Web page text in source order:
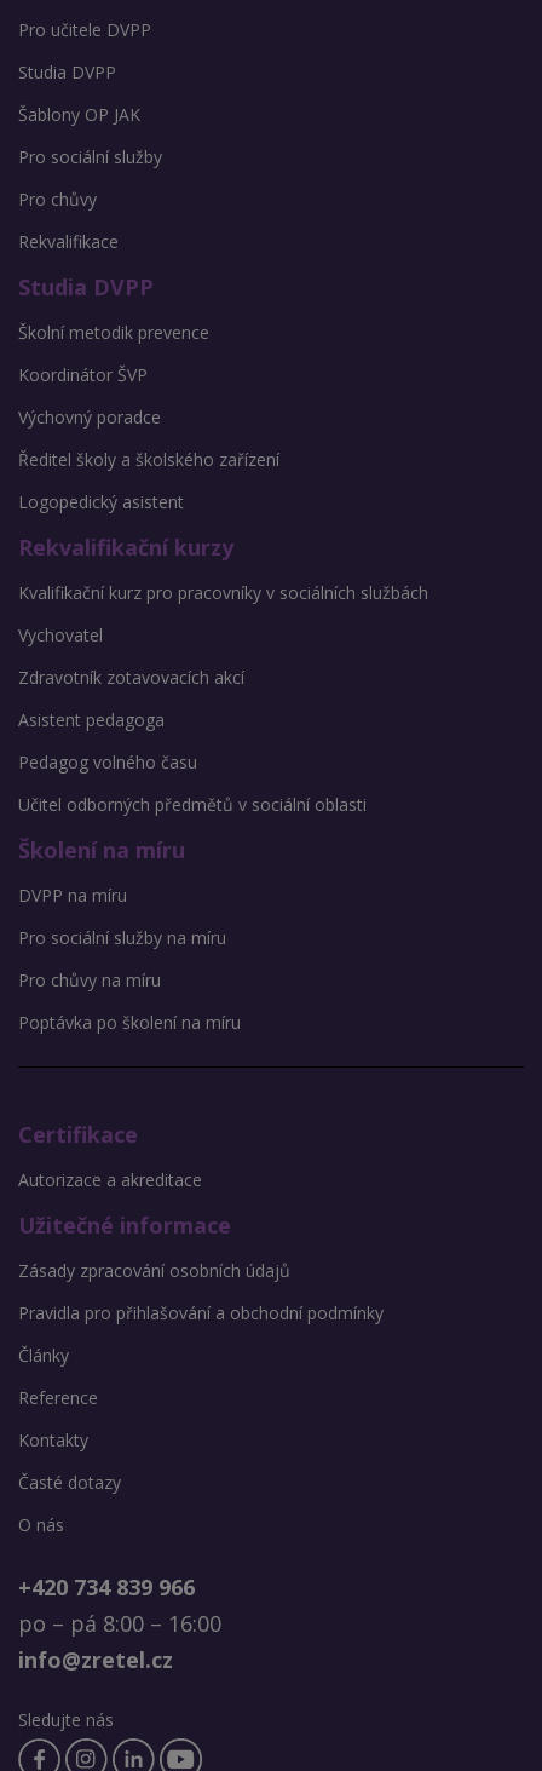
Pro učitele DVPP
Studia DVPP
Šablony OP JAK
Pro sociální služby
Pro chůvy
Rekvalifikace
Studia DVPP
Školní metodik prevence
Koordinátor ŠVP
Výchovný poradce
Ředitel školy a školského zařízení
Logopedický asistent
Rekvalifikační kurzy
Kvalifikační kurz pro pracovníky v sociálních službách
Vychovatel
Zdravotník zotavovacích akcí
Asistent pedagoga
Pedagog volného času
Učitel odborných předmětů v sociální oblasti
Školení na míru
DVPP na míru
Pro sociální služby na míru
Pro chůvy na míru
Poptávka po školení na míru
Certifikace
Autorizace a akreditace
Užitečné informace
Zásady zpracování osobních údajů
Pravidla pro přihlašování a obchodní podmínky
Články
Reference
Kontakty
Časté dotazy
O nás
+420 734 839 966
po – pá 8:00 – 16:00
info@zretel.cz
Sledujte nás